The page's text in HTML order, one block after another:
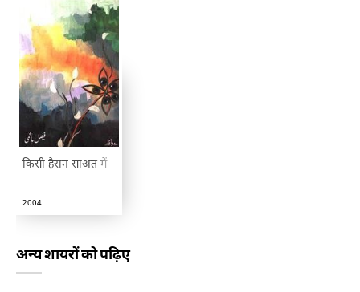
किसी हैरान साअत में
2004
अन्य शायरों को पढ़िए